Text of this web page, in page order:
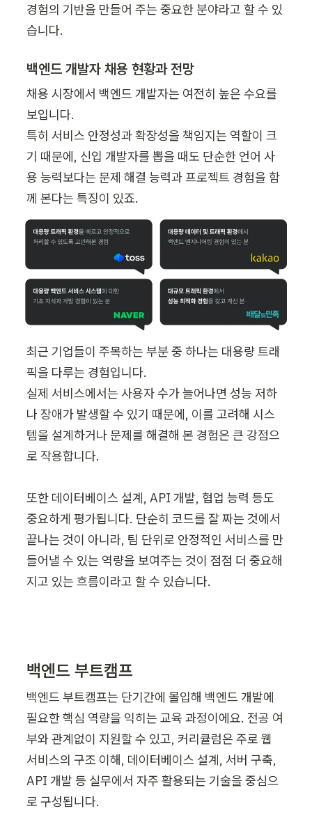
경험의 기반을 만들어 주는 중요한 분야라고 할 수 있
습니다.
백엔드 개발자 채용 현황과 전망
채용 시장에서 백엔드 개발자는 여전히 높은 수요를
보입니다.
특히 서비스 안정성과 확장성을 책임지는 역할이 크
기 때문에, 신입 개발자를 뽑을 때도 단순한 언어 사
용 능력보다는 문제 해결 능력과 프로젝트 경험을 함
께 본다는 특징이 있죠.
최근 기업들이 주목하는 부분 중 하나는 대용량 트래
픽을 다루는 경험입니다.
실제 서비스에서는 사용자 수가 늘어나면 성능 저하
나 장애가 발생할 수 있기 때문에, 이를 고려해 시스
템을 설계하거나 문제를 해결해 본 경험은 큰 강점으
로 작용합니다.
또한 데이터베이스 설계, API 개발, 협업 능력 등도
중요하게 평가됩니다. 단순히 코드를 잘 짜는 것에서
끝나는 것이 아니라, 팀 단위로 안정적인 서비스를 만
들어낼 수 있는 역량을 보여주는 것이 점점 더 중요해
지고 있는 흐름이라고 할 수 있습니다.
백엔드 부트캠프
백엔드 부트캠프는 단기간에 몰입해 백엔드 개발에
필요한 핵심 역량을 익히는 교육 과정이에요. 전공 여
부와 관계없이 지원할 수 있고, 커리큘럼은 주로 웹
서비스의 구조 이해, 데이터베이스 설계, 서버 구축,
API 개발 등 실무에서 자주 활용되는 기술을 중심으
로 구성됩니다.